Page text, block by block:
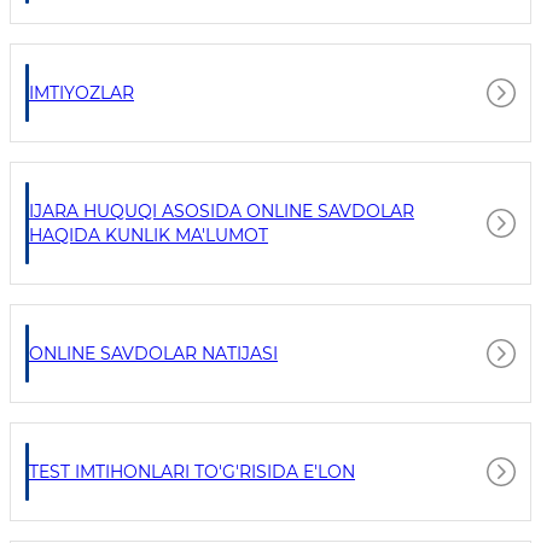
IMTIYOZLAR
IJARA HUQUQI ASOSIDA ONLINE SAVDOLAR
HAQIDA KUNLIK MA'LUMOT
ONLINE SAVDOLAR NATIJASI
TEST IMTIHONLARI TO'G'RISIDA E'LON